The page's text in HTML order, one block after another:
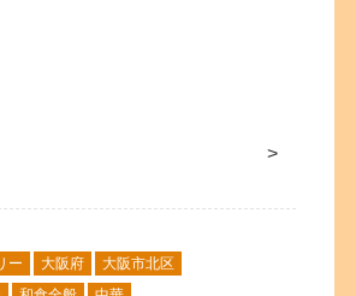
>
ー 大阪府
大阪市北区